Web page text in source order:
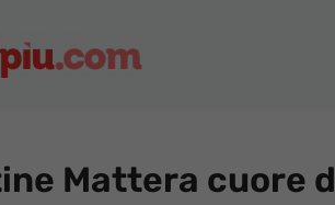
Mattera cuore